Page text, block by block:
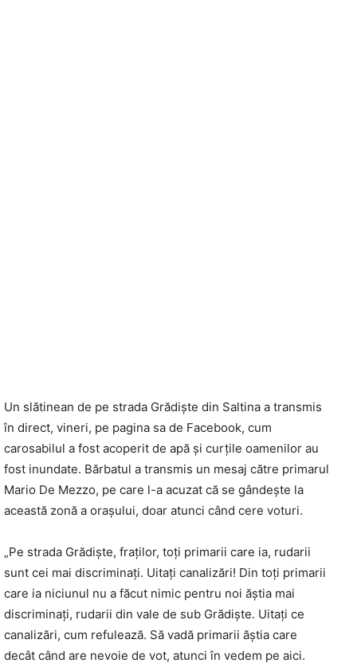
Un slătinean de pe strada Grădişte din Saltina a transmis
în direct, vineri, pe pagina sa de Facebook, cum
carosabilul a fost acoperit de apă şi curţile oamenilor au
fost inundate. Bărbatul a transmis un mesaj către primarul
Mario De Mezzo, pe care l-a acuzat că se gândeşte la
această zonă a oraşului, doar atunci când cere voturi.
„Pe strada Grădişte, fraţilor, toţi primarii care ia, rudarii
sunt cei mai discriminaţi. Uitaţi canalizări! Din toţi primarii
care ia niciunul nu a făcut nimic pentru noi ăştia mai
discriminaţi, rudarii din vale de sub Grădişte. Uitaţi ce
canalizări, cum refulează. Să vadă primarii ăştia care
decât când are nevoie de vot, atunci în vedem pe aici.